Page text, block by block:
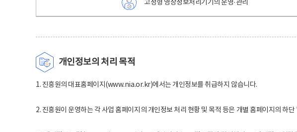
고정형 영상정보처리기기의 운영·관리
개인정보의 처리 목적
1. 진흥원의 대표홈페이지(www.nia.or.kr)에서는 개인정보를 취급하지 않습니다.
2. 진흥원이 운영하는 각 사업 홈페이지의 개인정보 처리 현황 및 목적 등은 개별 홈페이지의 하